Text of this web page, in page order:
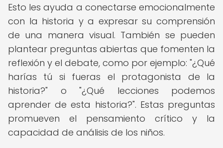
Esto les ayuda a conectarse emocionalmente
con la historia y a expresar su comprensión
de una manera visual. También se pueden
plantear preguntas abiertas que fomenten la
reflexión y el debate, como por ejemplo: "¿Qué
harías tú si fueras el protagonista de la
historia?" o "¿Qué lecciones podemos
aprender de esta historia?". Estas preguntas
promueven el pensamiento crítico y la
capacidad de análisis de los niños.